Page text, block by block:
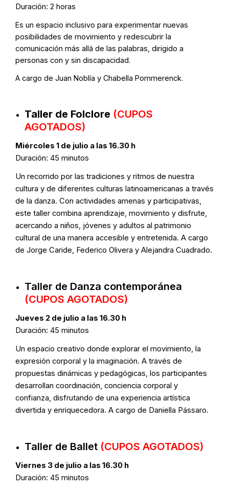
Duración: 2 horas
Es un espacio inclusivo para experimentar nuevas
posibilidades de movimiento y redescubrir la
comunicación más allá de las palabras, dirigido a
personas con y sin discapacidad.
A cargo de Juan Noblía y Chabella Pommerenck.
Taller de Folclore (CUPOS
AGOTADOS)
Miércoles 1 de julio a las 16.30 h
Duración: 45 minutos
Un recorrido por las tradiciones y ritmos de nuestra
cultura y de diferentes culturas latinoamericanas a través
de la danza. Con actividades amenas y participativas,
este taller combina aprendizaje, movimiento y disfrute,
acercando a niños, jóvenes y adultos al patrimonio
cultural de una manera accesible y entretenida. A cargo
de Jorge Caride, Federico Olivera y Alejandra Cuadrado.
Taller de Danza contemporánea
(CUPOS AGOTADOS)
Jueves 2 de julio a las 16.30 h
Duración: 45 minutos
Un espacio creativo donde explorar el movimiento, la
expresión corporal y la imaginación. A través de
propuestas dinámicas y pedagógicas, los participantes
desarrollan coordinación, conciencia corporal y
confianza, disfrutando de una experiencia artística
divertida y enriquecedora. A cargo de Daniella Pássaro.
Taller de Ballet (CUPOS AGOTADOS)
Viernes 3 de julio a las 16.30 h
Duración: 45 minutos